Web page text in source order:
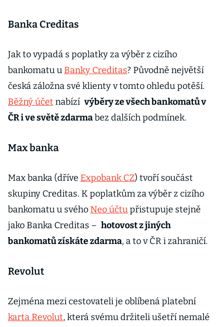
Banka Creditas
Jak to vypadá s poplatky za výběr z cizího
bankomatu u Banky Creditas? Původně největší
česká záložna své klienty v tomto ohledu potěší.
Běžný účet nabízí výběry ze všech bankomatů v
ČR i ve světě zdarmabez dalších podmínek.
Max banka
Max banka (dříve Expobank CZ) tvoří součást
skupiny Creditas. K poplatkům za výběr z cizího
bankomatu u svého Neo účtupřistupuje stejně
jako Banka Creditas – hotovost z jiných
bankomatů získáte zdarma, a to v ČR i zahraničí.
Revolut
Zejména mezi cestovateli je oblíbená platební
karta Revolut, která svému držiteli ušetří nemalé